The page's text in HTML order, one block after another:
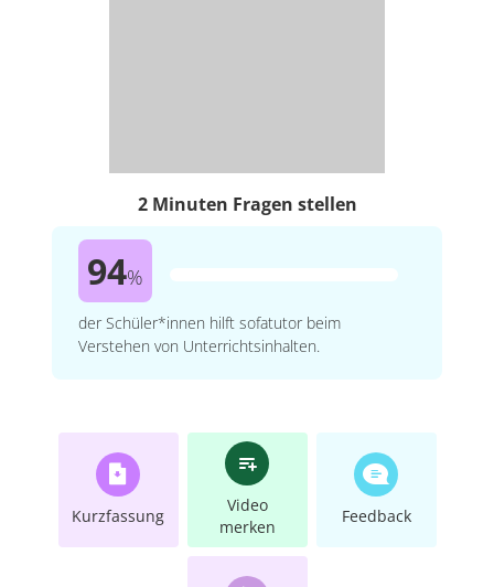
2 Minuten Fragen stellen
94%
der Schüler*innen hilft sofatutor beim
Verstehen von Unterrichtsinhalten.
Kurzfassung
Video
merken
Feedback